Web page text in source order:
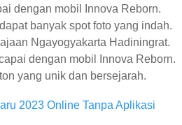
dengan mobil Innova Reborn.
banyak spot foto yang indah.
Ngayogyakarta Hadiningrat.
dengan mobil Innova Reborn.
yang unik dan bersejarah.
2023 Online Tanpa Aplikasi